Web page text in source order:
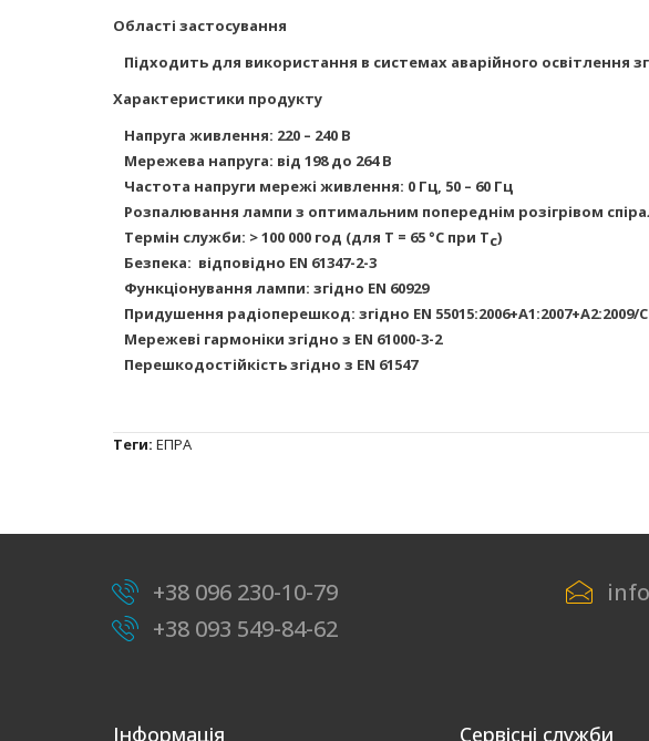
Області застосування
Підходить для використання в системах аварійного освітлення
Характеристики продукту
Напруга живлення: 220 – 240 В
Мережева напруга: від 198 до 264 В
Частота напруги мережі живлення: 0 Гц, 50 – 60 Гц
Розпалювання лампи з оптимальним попереднім розігрівом
Термін служби: > 100 000 год (для T = 65 °C при Tc)
Безпека: відповідно EN 61347-2-3
Функціонування лампи: згідно EN 60929
Придушення радіоперешкод: згідно EN 55015:2006+A1:2007+A2:2009/
Мережеві гармоніки згідно з EN 61000-3-2
Перешкодостійкість згідно з EN 61547
Теги: ЕПРА
+38 096 230-10-79
+38 093 549-84-62
Інформація Сервісні служби